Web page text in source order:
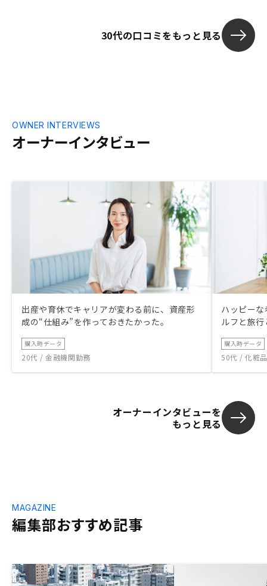
そうでないと
30代の口コミをもっと見る
オーナーインタビュー
OWNER INTERVIEWS
出産や育休でキャリアが変わる前に、資産形
成の“仕組み”を作っておきたかった。
購入時データ
20代 / 金融機関勤務
ハッピー
ルフと旅
購入時データ
50代 / 化粧
オーナーインタビューを
もっと見る
編集部おすすめ記事
MAGAZINE